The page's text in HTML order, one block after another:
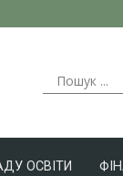
ОСВІТИ